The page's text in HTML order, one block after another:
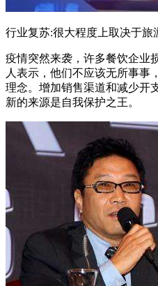
行业复苏:很大程度上取决于旅
疫情突然来袭，许多餐饮企业
人表示，他们不应该无所事事
理念。增加销售渠道和减少开
新的来源是自我保护之王。